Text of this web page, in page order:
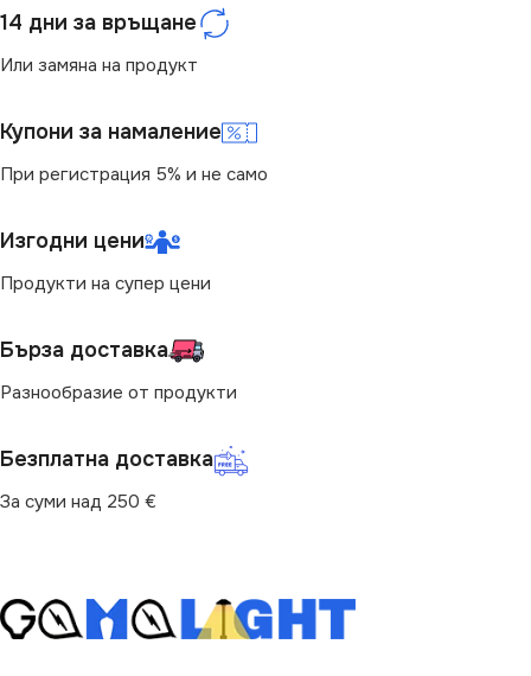
14 дни за връщане
Или замяна на продукт
Купони за намаление
При регистрация 5% и не само
Изгодни цени
Продукти на супер цени
Бърза доставка
Разнообразие от продукти
Безплатна доставка
За суми над 250 €